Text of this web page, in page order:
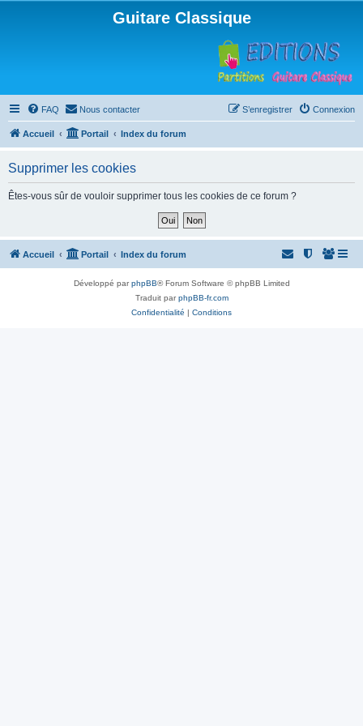
Guitare Classique
FAQ Nous contacter Connexion
S’enregistrer
Accueil Portail Index du forum
Supprimer les cookies
Êtes-vous sûr de vouloir supprimer tous les cookies de ce forum ?
Accueil Portail Index du forum
Développé parphpBB® Forum Software © phpBB Limited
Traduit parphpBB-fr.com
Confidentialité | Conditions